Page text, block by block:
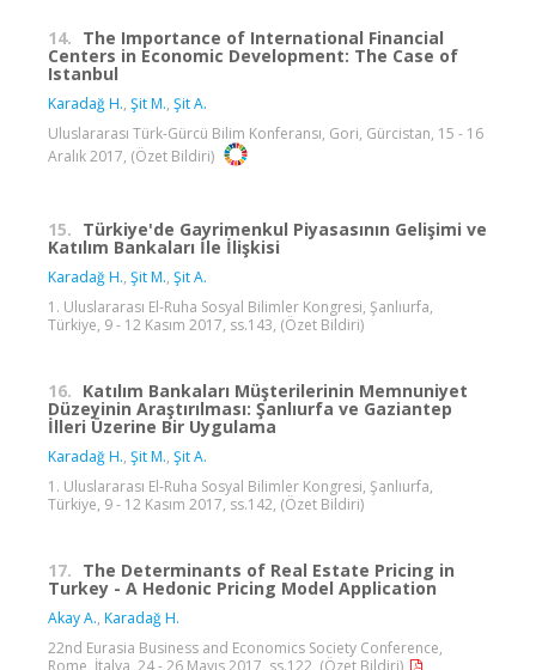
14. The Importance of International Financial
Centers in Economic Development: The Case of
Istanbul
Karadağ H., Şit M., Şit A.
Uluslararası Türk-Gürcü Bilim Konferansı, Gori, Gürcistan, 15 - 16
Aralık 2017, (Özet Bildiri)
15. Türkiye'de Gayrimenkul Piyasasının Gelişimi ve
Katılım Bankaları İle İlişkisi
Karadağ H., Şit M., Şit A.
1. Uluslararası El-Ruha Sosyal Bilimler Kongresi, Şanlıurfa,
Türkiye, 9 - 12 Kasım 2017, ss.143, (Özet Bildiri)
16. Katılım Bankaları Müşterilerinin Memnuniyet
Düzeyinin Araştırılması: Şanlıurfa ve Gaziantep
İlleri Üzerine Bir Uygulama
Karadağ H., Şit M., Şit A.
1. Uluslararası El-Ruha Sosyal Bilimler Kongresi, Şanlıurfa,
Türkiye, 9 - 12 Kasım 2017, ss.142, (Özet Bildiri)
17. The Determinants of Real Estate Pricing in
Turkey - A Hedonic Pricing Model Application
Akay A., Karadağ H.
22nd Eurasia Business and Economics Society Conference,